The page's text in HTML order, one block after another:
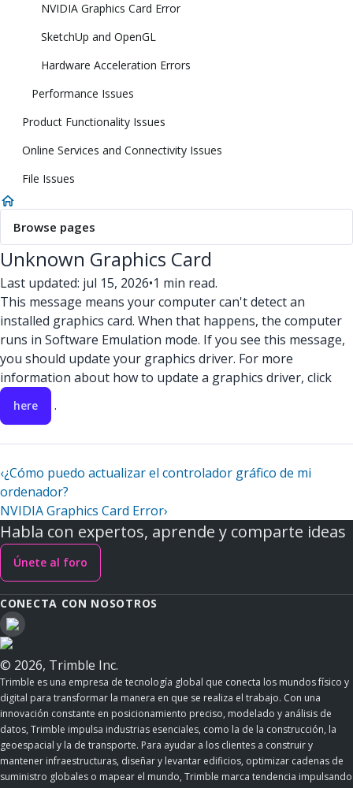
NVIDIA Graphics Card Error
SketchUp and OpenGL
Hardware Acceleration Errors
Performance Issues
Product Functionality Issues
Online Services and Connectivity Issues
File Issues
Browse pages
Unknown Graphics Card
Last updated: jul 15, 2026•1 min read.
This message means your computer can't detect an
installed graphics card. When that happens, the computer
runs in Software Emulation mode. If you see this message,
you should update your graphics driver. For more
information about how to update a graphics driver, click
here .
‹¿Cómo puedo actualizar el controlador gráfico de mi
ordenador?
NVIDIA Graphics Card Error›
Habla con expertos, aprende y comparte ideas
Únete al foro
CONECTA CON NOSOTROS
© 2026, Trimble Inc.
Trimble es una empresa de tecnología global que conecta los mundos físico y
digital para transformar la manera en que se realiza el trabajo. Con una
innovación constante en posicionamiento preciso, modelado y análisis de
datos, Trimble impulsa industrias esenciales, como la de la construcción, la
geoespacial y la de transporte. Para ayudar a los clientes a construir y
mantener infraestructuras, diseñar y levantar edificios, optimizar cadenas de
suministro globales o mapear el mundo, Trimble marca tendencia impulsando